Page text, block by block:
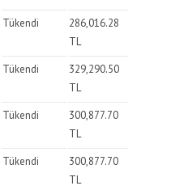
Tükendi
286,016.28
TL
Tükendi
329,290.50
TL
Tükendi
300,877.70
TL
Tükendi
300,877.70
TL